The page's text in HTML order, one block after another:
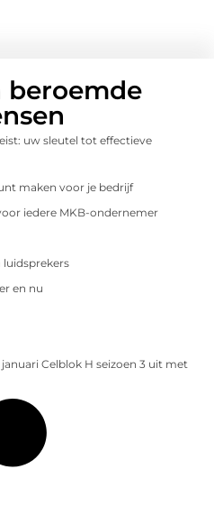
beroemde
uw sleutel tot effectieve
maken voor je bedrijf
iedere MKB-ondernemer
luidsprekers
en nu
Celblok H seizoen 3 uit met